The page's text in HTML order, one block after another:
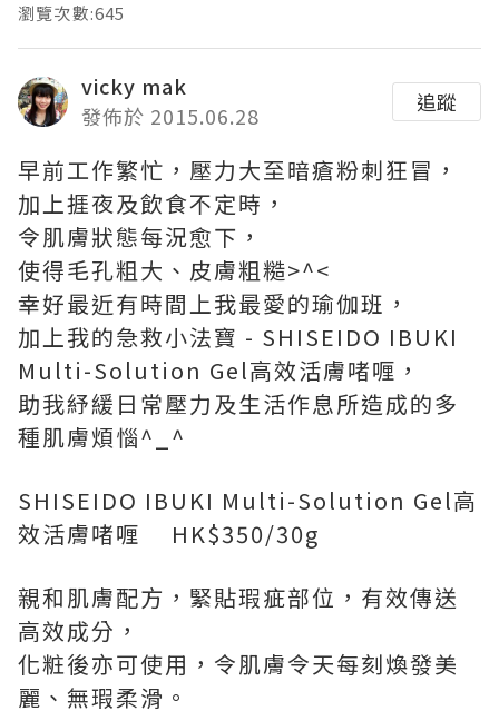
瀏覽次數:645
vicky mak
發佈於 2015.06.28
追蹤
早前工作繁忙，壓力大至暗瘡粉刺狂冒，
加上捱夜及飲食不定時，
令肌膚狀態每況愈下，
使得毛孔粗大、皮膚粗糙>^<
幸好最近有時間上我最愛的瑜伽班，
加上我的急救小法寶 - SHISEIDO IBUKI
Multi-Solution Gel高效活膚啫喱，
助我紓緩日常壓力及生活作息所造成的多
種肌膚煩惱^_^
SHISEIDO IBUKI Multi-Solution Gel高
效活膚啫喱 HK$350/30g
親和肌膚配方，緊貼瑕疵部位，有效傳送
高效成分，
化粧後亦可使用，令肌膚令天每刻煥發美
麗、無瑕柔滑。